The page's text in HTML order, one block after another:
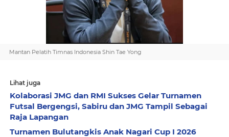
Mantan Pelatih Timnas Indonesia Shin Tae Yong
Lihat juga
Kolaborasi JMG dan RMI Sukses Gelar Turnamen
Futsal Bergengsi, Sabiru dan JMG Tampil Sebagai
Raja Lapangan
Turnamen Bulutangkis Anak Nagari Cup I 2026